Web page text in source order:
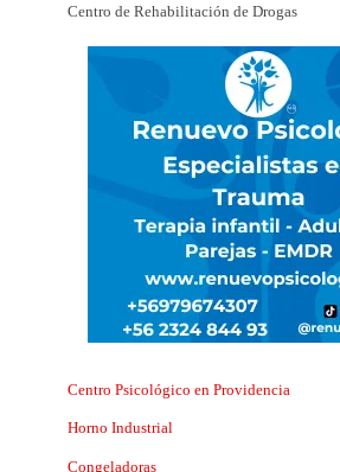
Centro de Rehabilitación de Drogas
Centro Psicológico en Providencia
Horno Industrial
Congeladoras